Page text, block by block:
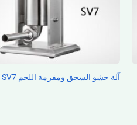
آلة حشو السجق ومفرمة اللحم SV7